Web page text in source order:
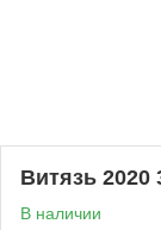
Витязь 2020
В наличии